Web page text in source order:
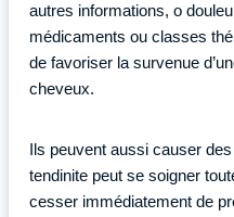
autres informations, o
médicaments ou classes
de favoriser la survenue
cheveux.
Ils peuvent aussi causer
tendinite peut se soigner
cesser immédiatement de